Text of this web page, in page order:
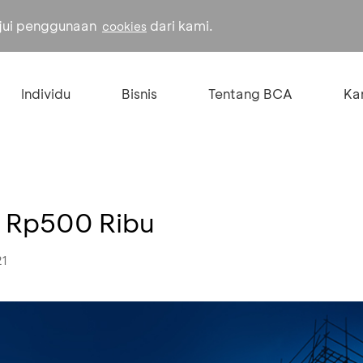
penggunaan cookies dari kami.
Individu Bisnis Tentang BCA
Ribu